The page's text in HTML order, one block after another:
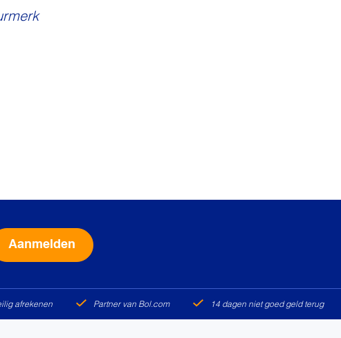
afrekenen Partner van Bol.com 14 dagen niet goed geld terug